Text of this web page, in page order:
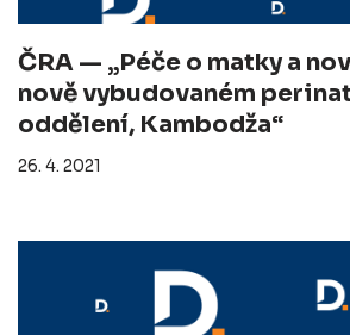
ČRA — „Péče o matky a
nově vybudovaném
oddělení, Kambodža“
26. 4. 2021